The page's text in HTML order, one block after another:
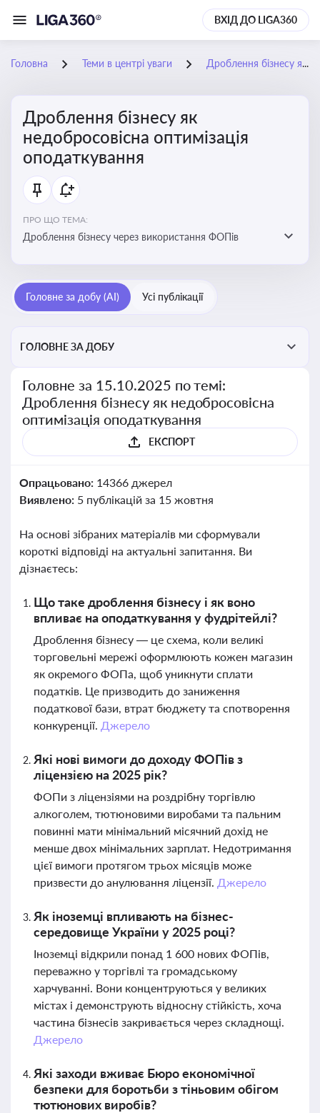
ВХІД ДО LIGA360
Головна Теми в центрі уваги Дроблення бізнесу як недобросовісна оптимізація оподаткування
Дроблення бізнесу як
недобросовісна оптимізація
оподаткування
ПРО ЩО ТЕМА:
Дроблення бізнесу через використання ФОПів
Головне за добу (AI) Усі публікації
ГОЛОВНЕ ЗА ДОБУ
Головне за 15.10.2025 по темі:
Дроблення бізнесу як недобросовісна
оптимізація оподаткування
ЕКСПОРТ
Опрацьовано: 14366 джерел
Виявлено: 5 публікацій за 15 жовтня
На основі зібраних матеріалів ми сформували
короткі відповіді на актуальні запитання. Ви
дізнаєтесь:
Що таке дроблення бізнесу і як воно
впливає на оподаткування у фудрітейлі?
Дроблення бізнесу — це схема, коли великі
торговельні мережі оформлюють кожен магазин
як окремого ФОПа, щоб уникнути сплати
податків. Це призводить до заниження
податкової бази, втрат бюджету та спотворення
конкуренції. Джерело
Які нові вимоги до доходу ФОПів з
ліцензією на 2025 рік?
ФОПи з ліцензіями на роздрібну торгівлю
алкоголем, тютюновими виробами та пальним
повинні мати мінімальний місячний дохід не
менше двох мінімальних зарплат. Недотримання
цієї вимоги протягом трьох місяців може
призвести до анулювання ліцензії. Джерело
Як іноземці впливають на бізнес-
середовище України у 2025 році?
Іноземці відкрили понад 1 600 нових ФОПів,
переважно у торгівлі та громадському
харчуванні. Вони концентруються у великих
містах і демонструють відносну стійкість, хоча
частина бізнесів закривається через складнощі.
Джерело
Які заходи вживає Бюро економічної
безпеки для боротьби з тіньовим обігом
тютюнових виробів?